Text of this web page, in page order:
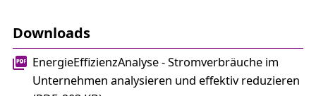
Downloads
EnergieEffizienzAnalyse - Stromverbräuche im
Unternehmen analysieren und effektiv reduzieren